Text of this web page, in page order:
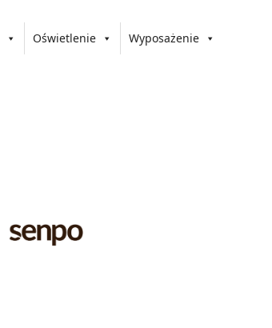
Oświetlenie Wyposażenie